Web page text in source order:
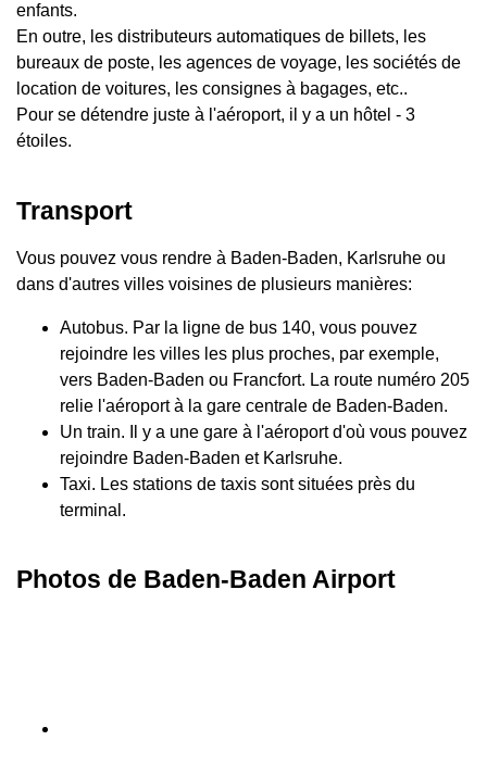
enfants.
En outre, les distributeurs automatiques de billets, les
bureaux de poste, les agences de voyage, les sociétés de
location de voitures, les consignes à bagages, etc..
Pour se détendre juste à l'aéroport, il y a un hôtel - 3
étoiles.
Transport
Vous pouvez vous rendre à Baden-Baden, Karlsruhe ou
dans d'autres villes voisines de plusieurs manières:
Autobus. Par la ligne de bus 140, vous pouvez
rejoindre les villes les plus proches, par exemple,
vers Baden-Baden ou Francfort. La route numéro 205
relie l'aéroport à la gare centrale de Baden-Baden.
Un train. Il y a une gare à l'aéroport d'où vous pouvez
rejoindre Baden-Baden et Karlsruhe.
Taxi. Les stations de taxis sont situées près du
terminal.
Photos de Baden-Baden Airport